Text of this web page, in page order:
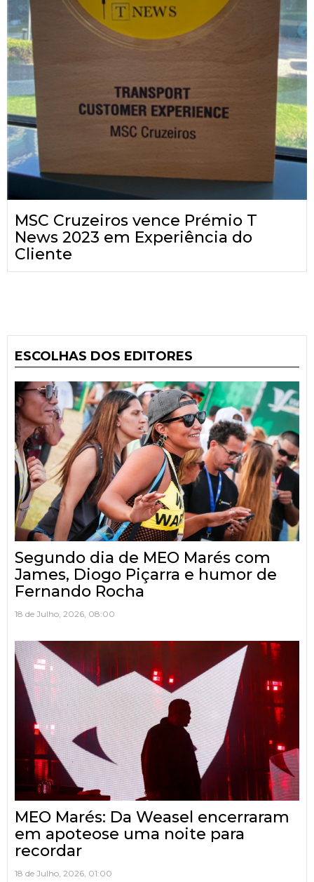
MSC Cruzeiros vence Prémio T
News 2023 em Experiência do
Cliente
ESCOLHAS DOS EDITORES
Segundo dia de MEO Marés com
James, Diogo Piçarra e humor de
Fernando Rocha
18 de Julho, 2026, 08:00
MEO Marés: Da Weasel encerraram
em apoteose uma noite para
recordar
18 de Julho, 2026, 01:00